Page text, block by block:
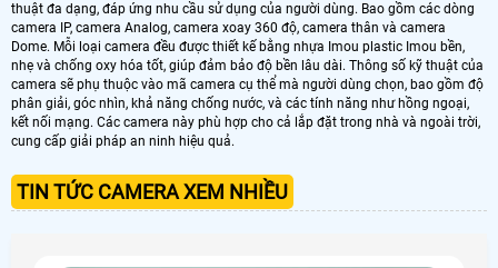
thuật đa dạng, đáp ứng nhu cầu sử dụng của người dùng. Bao gồm các dòng
camera IP, camera Analog, camera xoay 360 độ, camera thân và camera
Dome. Mỗi loại camera đều được thiết kế bằng nhựa Imou plastic Imou bền,
nhẹ và chống oxy hóa tốt, giúp đảm bảo độ bền lâu dài. Thông số kỹ thuật của
camera sẽ phụ thuộc vào mã camera cụ thể mà người dùng chọn, bao gồm độ
phân giải, góc nhìn, khả năng chống nước, và các tính năng như hồng ngoại,
kết nối mạng. Các camera này phù hợp cho cả lắp đặt trong nhà và ngoài trời,
cung cấp giải pháp an ninh hiệu quả.
TIN TỨC CAMERA XEM NHIỀU